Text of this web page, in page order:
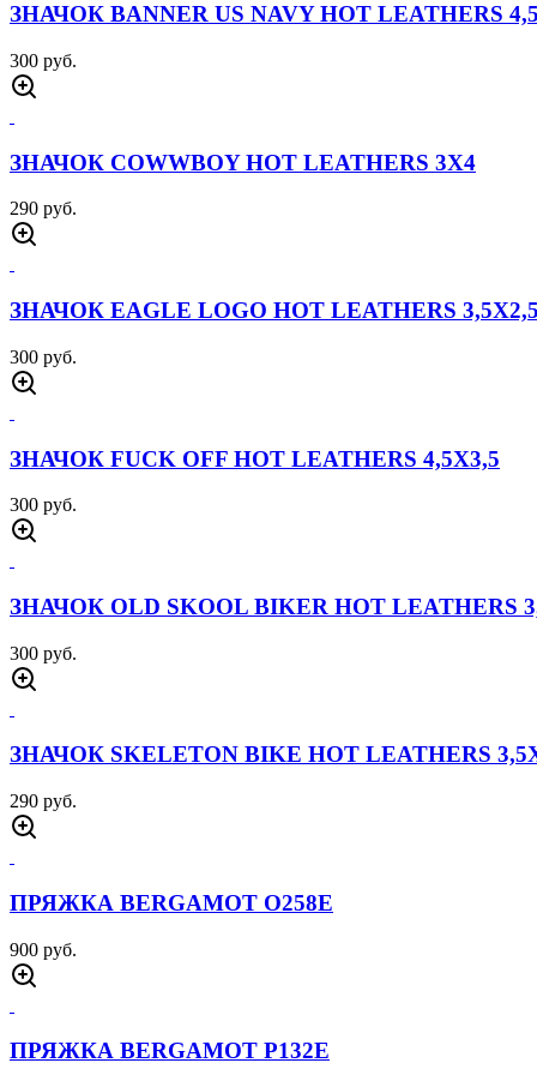
г. Тюмень, ул. Широтная 92 корпус 1
Пн-Пт 10:00 - 19:00; Сб-Вс 10:00 - 18:00
ФЛАГ ВВС СССР 90Х135
Артикул:
Цена:
Описание
Описание отвутствует
Товары производителя
ЗНАЧОК BANNER US NAVY HOT LEATHERS
300 руб.
ЗНАЧОК COWWBOY HOT LEATHERS 3Х4
290 руб.
ЗНАЧОК EAGLE LOGO HOT LEATHERS 3,5Х2,5
300 руб.